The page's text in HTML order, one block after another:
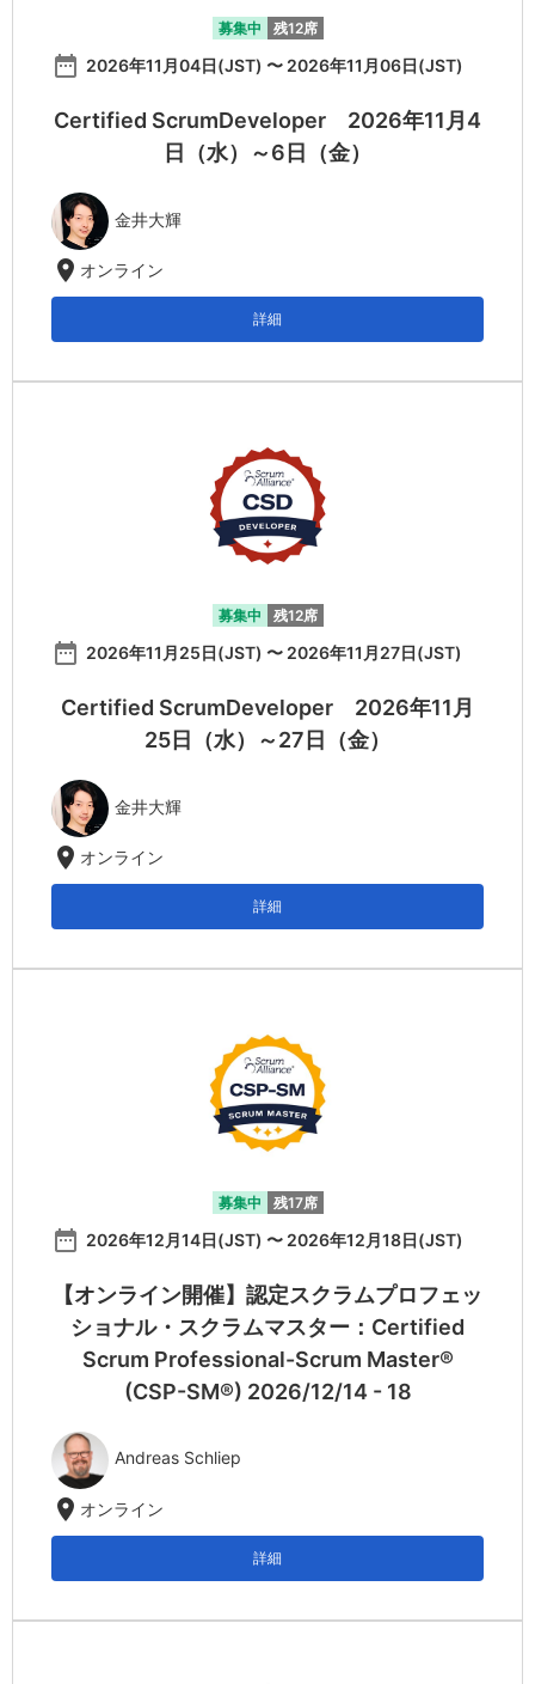
募集中 残12席
date_range 2026年11月04日(JST) 〜 2026年11月06日(JST)
Certified ScrumDeveloper 2026年11月4
日（水）～6日（金）
金井大輝
location_on オンライン
詳細
募集中 残12席
date_range 2026年11月25日(JST) 〜 2026年11月27日(JST)
Certified ScrumDeveloper 2026年11月
25日（水）～27日（金）
金井大輝
location_on オンライン
詳細
募集中 残17席
date_range 2026年12月14日(JST) 〜 2026年12月18日(JST)
【オンライン開催】認定スクラムプロフェッ
ショナル・スクラムマスター：Certified
Scrum Professional-Scrum Master®
(CSP-SM®) 2026/12/14 - 18
Andreas Schliep
location_on オンライン
詳細